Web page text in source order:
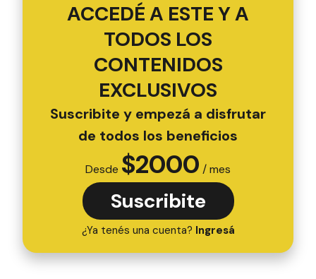
ACCEDÉ A ESTE Y A
TODOS LOS
CONTENIDOS
EXCLUSIVOS
Suscribite y empezá a disfrutar
de todos los beneficios
Desde $2000 / mes
Suscribite
¿Ya tenés una cuenta? Ingresá